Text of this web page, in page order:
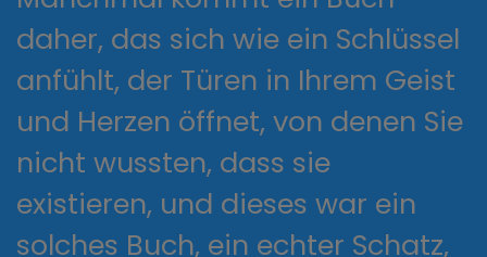
daher, das sich wie ein Schlüssel
anfühlt, der Türen in Ihrem Geist
und Herzen öffnet, von denen Sie
nicht wussten, dass sie
existieren, und dieses war ein
solches Buch, ein echter Schatz,